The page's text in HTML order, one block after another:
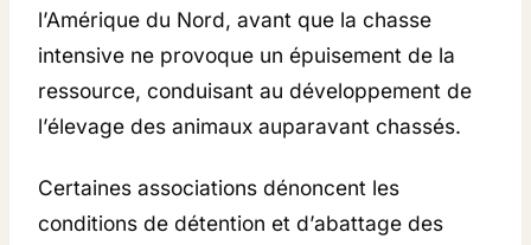
l’Amérique du Nord, avant que la chasse
intensive ne provoque un épuisement de la
ressource, conduisant au développement de
l’élevage des animaux auparavant chassés.
Certaines associations dénoncent les
conditions de détention et d’abattage des